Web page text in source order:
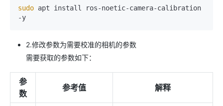
sudo apt install ros-noetic-camera-calibration
2.修改参数为需要校准的相机的参数
需要获取的参数如下：
参
数
参考值 解释